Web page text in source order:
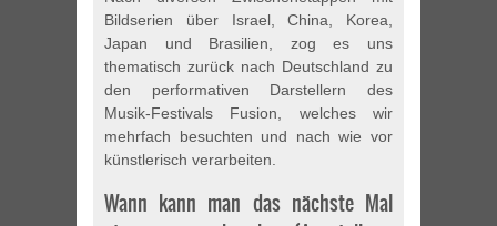
Bildserien über Israel, China, Korea,
Japan und Brasilien, zog es uns
thematisch zurück nach Deutschland zu
den performativen Darstellern des
Musik-Festivals Fusion, welches wir
mehrfach besuchten und nach wie vor
künstlerisch verarbeiten.
Wann kann man das nächste Mal